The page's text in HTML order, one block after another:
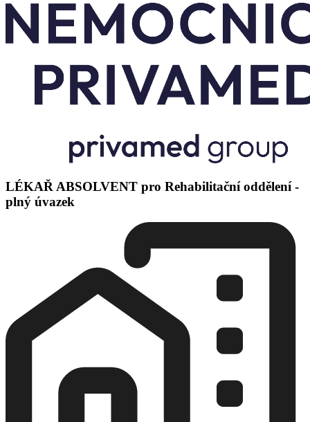
LÉKAŘ ABSOLVENT pro Rehabilitační oddělení -
plný úvazek